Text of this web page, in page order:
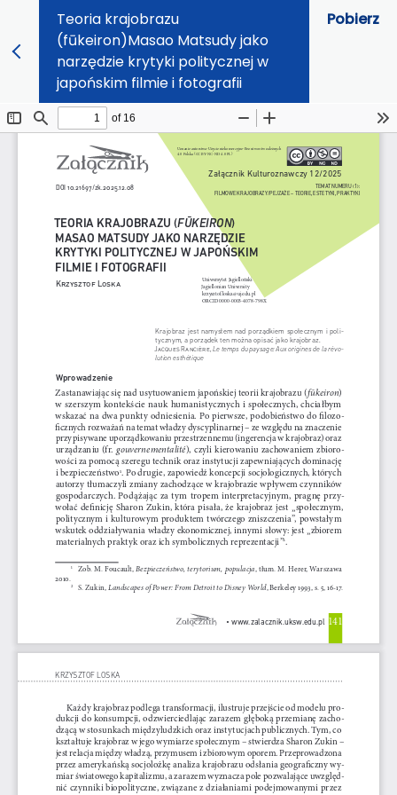
Teoria krajobrazu
(fūkeiron)Masao Matsudy jako
narzędzie krytyki politycznej w
japońskim filmie i fotografii
Pobierz